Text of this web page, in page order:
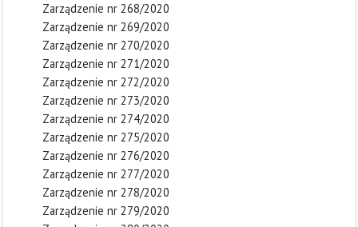
Zarządzenie nr 268/2020
Zarządzenie nr 269/2020
Zarządzenie nr 270/2020
Zarządzenie nr 271/2020
Zarządzenie nr 272/2020
Zarządzenie nr 273/2020
Zarządzenie nr 274/2020
Zarządzenie nr 275/2020
Zarządzenie nr 276/2020
Zarządzenie nr 277/2020
Zarządzenie nr 278/2020
Zarządzenie nr 279/2020